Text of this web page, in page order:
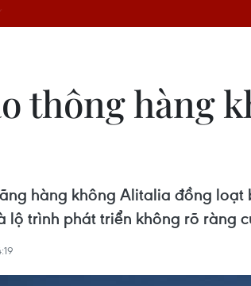
thông hàng
hàng không Alitalia đồng
lộ trình phát triển không rõ ràng